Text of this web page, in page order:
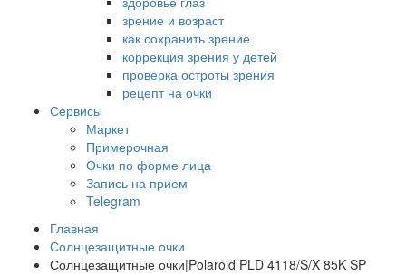
зрение и возраст
как сохранить зрение
коррекция зрения у детей
проверка остроты зрения
рецепт на очки
Сервисы
Маркет
Примерочная
Очки по форме лица
Запись на прием
Telegram
Главная
Солнцезащитные очки
Солнцезащитные очки|Polaroid PLD 4118/S/X 85K SP